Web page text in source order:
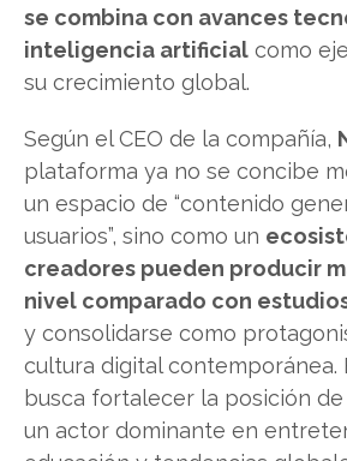
se combina con avances
inteligencia artificial como
su crecimiento global.
Según el CEO de la compañía,
plataforma ya no se concibe
un espacio de “contenido
usuarios”, sino como un
creadores pueden producir
nivel comparado con
y consolidarse como
cultura digital contemporánea.
busca fortalecer la posición de
un actor dominante en